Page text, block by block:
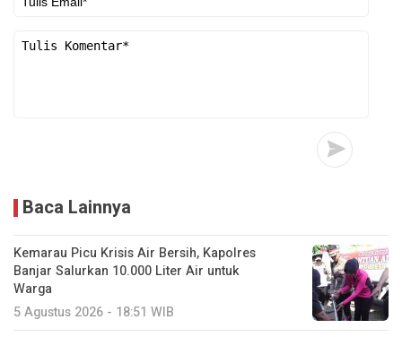
Baca Lainnya
Kemarau Picu Krisis Air Bersih, Kapolres
Banjar Salurkan 10.000 Liter Air untuk
Warga
5 Agustus 2026 - 18:51 WIB